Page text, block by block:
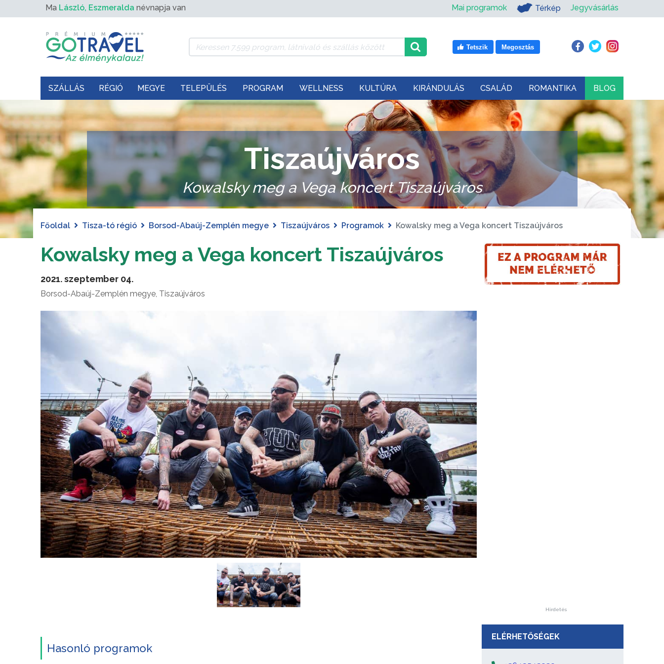
Ma László, Eszmeralda névnapja van Mai programok Térkép Jegyvásárlás
Tetszik Megosztás
SZÁLLÁS RÉGIÓ MEGYE TELEPÜLÉS PROGRAM WELLNESS KULTÚRA KIRÁNDULÁS CSALÁD ROMANTIKA BLOG
Tiszaújváros
Kowalsky meg a Vega koncert Tiszaújváros
Főoldal Tisza-tó régió Borsod-Abaúj-Zemplén megye Tiszaújváros Programok Kowalsky meg a Vega koncert Tiszaújváros
Kowalsky meg a Vega koncert Tiszaújváros
2021. szeptember 04.
Borsod-Abaúj-Zemplén megye, Tiszaújváros
Hasonló programok
Hirdetés
ELÉRHETŐSÉGEK